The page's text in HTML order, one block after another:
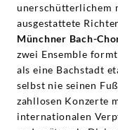
unerschütterlichem
ausgestattete
Münchner Bach-
zwei Ensemble
als eine Bachstadt
selbst nie seinen
zahllosen Konzerte
internationalen